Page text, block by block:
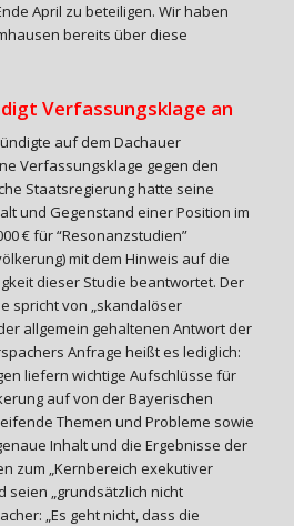
April zu beteiligen. Wir haben
bereits über diese
Verfassungsklage an
auf dem Dachauer
Verfassungsklage gegen den
Staatsregierung hatte seine
und Gegenstand einer Position im
€ für “Resonanzstudien”
mit dem Hinweis auf die
dieser Studie beantwortet. Der
spricht von „skandalöser
allgemein gehaltenen Antwort der
Anfrage heißt es lediglich:
liefern wichtige Aufschlüsse für
auf von der Bayerischen
Themen und Probleme sowie
Inhalt und die Ergebnisse der
zum „Kernbereich exekutiver
seien „grundsätzlich nicht
„Es geht nicht, dass die